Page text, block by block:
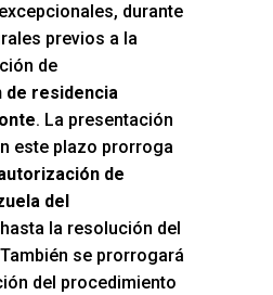
durante
previos a la
de
de residencia
. La presentación
este plazo prorroga
de
del
la resolución del
se prorrogará
del procedimiento